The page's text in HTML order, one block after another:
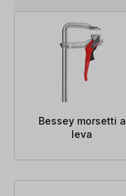
Bessey morsetti a
leva
246 articoli trovati